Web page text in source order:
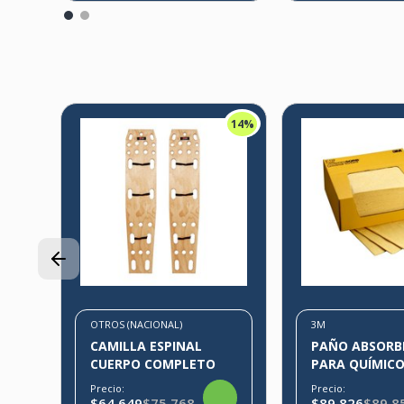
14%
OTROS (NACIONAL)
CAMILLA ESPINAL
CUERPO COMPLETO
Precio:
3M
PAÑO
PARA
Precio: